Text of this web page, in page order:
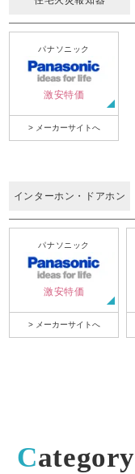
パナソニック
激安特価
> メーカーサイトへ
インターホン・ドアホン
パナソニック
激安特価
> メーカーサイトへ
Category